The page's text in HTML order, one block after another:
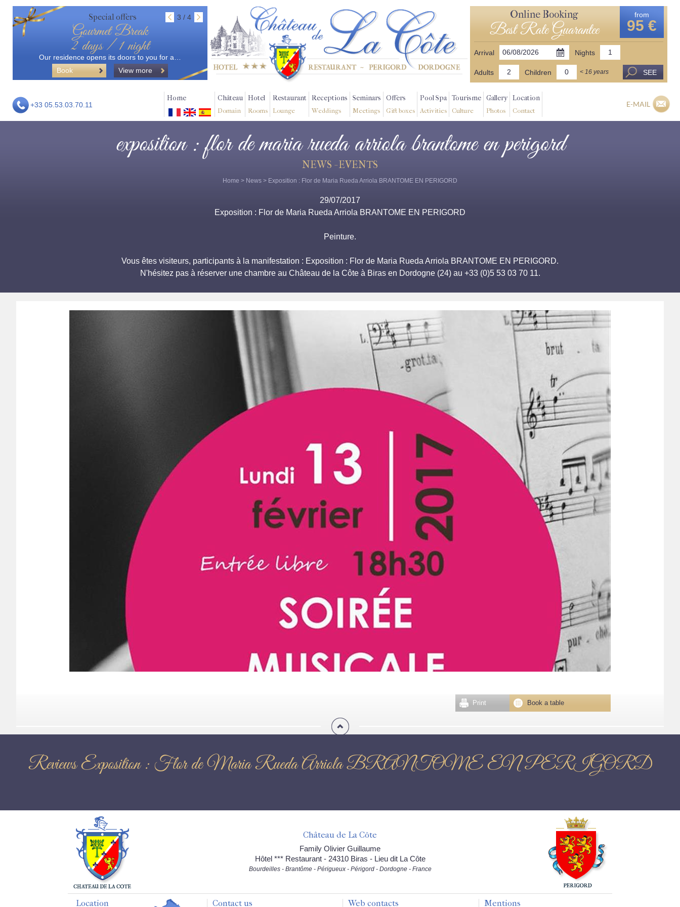
Special offers 3 / 4
Gourmet Break
2 days / 1 night
Our residence opens its doors to you for a…
Book
View more
Online Booking
Best Rate Guarantee
from
95 €
Arrival Nights
Adults Children < 16 years SEE
+33 05.53.03.70.11
Home Château
Domain
Hotel
Rooms
Restaurant
Lounge
Receptions
Weddings
Seminars
Meetings
Offers
Gift boxes
Pool Spa
Activities
Tourisme
Culture
Gallery
Photos
Location
Contact
E-MAIL
exposition : flor de maria rueda arriola brantome en perigord
NEWS - EVENTS
Home > News > Exposition : Flor de Maria Rueda Arriola BRANTOME EN PERIGORD
29/07/2017
Exposition : Flor de Maria Rueda Arriola BRANTOME EN PERIGORD
Peinture.
Vous êtes visiteurs, participants à la manifestation : Exposition : Flor de Maria Rueda Arriola BRANTOME EN PERIGORD.
N'hésitez pas à réserver une chambre au Château de la Côte à Biras en Dordogne (24) au +33 (0)5 53 03 70 11.
Book a table
Print
Reviews Exposition : Flor de Maria Rueda Arriola BRANTOME EN PERIGORD
Château de La Côte
Family Olivier Guillaume
Hôtel *** Restaurant - 24310 Biras - Lieu dit La Côte
Bourdeilles - Brantôme - Périgueux - Périgord - Dordogne - France
Location Contact us Web contacts Mentions